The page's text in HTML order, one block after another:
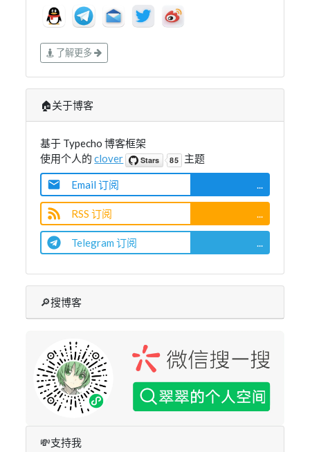
了解更多
🏠关于博客
基于 Typecho 博客框架
使用个人的clover 主题
Email 订阅
RSS 订阅
Telegram 订阅
🔎搜博客
💸支持我